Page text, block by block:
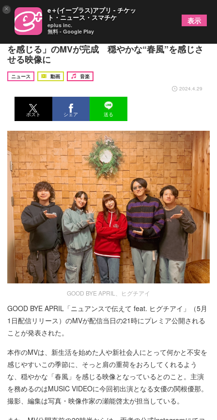
GOOD BYE APRIL×ヒグチアイ、コラボ楽曲「春風
を感じる」のMVが完成 穏やかな“春風”を感じさ
せる映像に
ニュース 動画
音楽
2024.4.29
ポスト シェア 送る
GOOD BYE APRIL、ヒグチアイ
GOOD BYE APRIL「ニュアンスで伝えて feat. ヒグチアイ」（5月
1日配信リリース）のMVが配信当日の21時にプレミア公開される
ことが発表された。
本作のMVは、新生活を始めた人や新社会人にとって何かと不安を
感じやすいこの季節に、そっと肩の重荷をおろしてくれるよう
な、穏やかな「春風」を感じる映像となっているとのこと。主演
を務めるのはMUSIC VIDEOに今回初出演となる女優の関根優那。
撮影、編集は写真・映像作家の瀬能啓太が担当している。
× e＋(イープラス)アプリ - チケッ
ト・ニュース・スマチケ
eplus inc.
無料 - Google Play
表示